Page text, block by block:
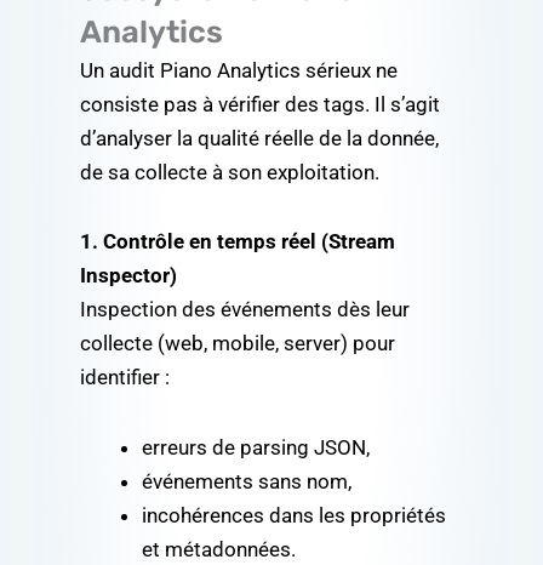
Analytics
Un audit Piano Analytics sérieux ne
consiste pas à vérifier des tags. Il s’agit
d’analyser la qualité réelle de la donnée,
de sa collecte à son exploitation.
1. Contrôle en temps réel (Stream
Inspector)
Inspection des événements dès leur
collecte (web, mobile, server) pour
identifier :
erreurs de parsing JSON,
événements sans nom,
incohérences dans les propriétés
et métadonnées.